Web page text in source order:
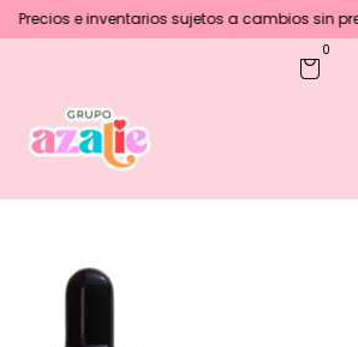
Precios e inventarios sujetos a cambios sin
0